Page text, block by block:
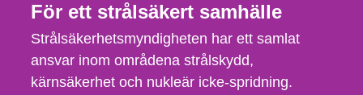
För ett strålsäkert samhälle
Strålsäkerhetsmyndigheten har ett samlat
ansvar inom områdena strålskydd,
kärnsäkerhet och nukleär icke-spridning.